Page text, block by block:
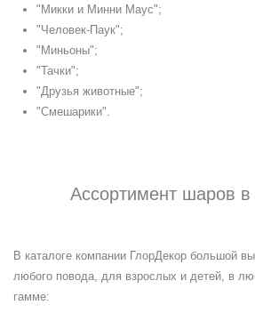
"Микки и Минни Маус";
"Человек-Паук";
"Миньоны";
"Тачки";
"Друзья животные";
"Смешарики".
Ассортимент шаров в
В каталоге компании ГлорДекор большой
любого повода, для взрослых и детей, в
гамме: